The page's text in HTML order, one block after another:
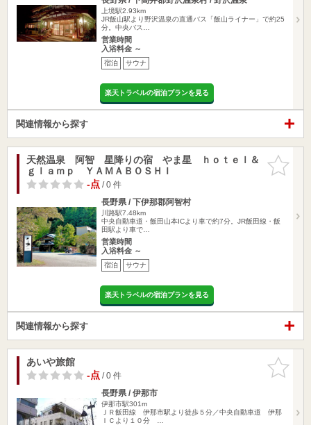
上境駅2.93km
JR飯山駅より野沢温泉の直通バス「飯山ライナー」で約25
分。中央バス…
営業時間
入浴料金 ～
宿泊 サウナ
楽天トラベルの宿泊プランを見る
関連情報から探す
お気に入
りに追加
天然温泉 阿智 星降りの宿 やま星 ｈｏｔｅｌ＆
ｇｌａｍｐ ＹＡＭＡＢＯＳＨＩ
-点/ 0 件
長野県 / 下伊那郡阿智村
川路駅7.48km
中央自動車道・飯田山本ICより車で約7分。JR飯田線・飯
田駅より車で…
営業時間
入浴料金 ～
宿泊 サウナ
楽天トラベルの宿泊プランを見る
関連情報から探す
お気に入
りに追加
あいや旅館
-点/ 0 件
長野県 / 伊那市
伊那市駅301m
ＪＲ飯田線 伊那市駅より徒歩５分／中央自動車道 伊那
ＩＣより１０分 …